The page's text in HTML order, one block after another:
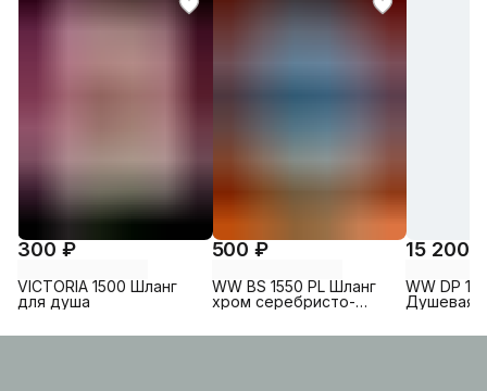
300 ₽
VICTORIA 1500 Шланг
для душа
500 ₽
WW BS 1550 PL Шланг
хром серебристо-
15 200
WW DP
Душевая